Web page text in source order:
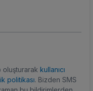
oluşturarak kullanıcı
politikası. Bizden SMS